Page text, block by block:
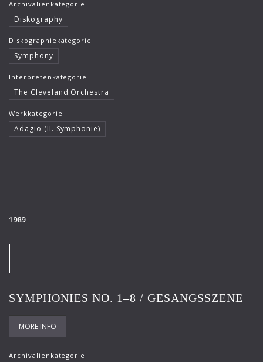
Archivalienkategorie
Diskography
Diskographiekategorie
Symphony
Interpretenkategorie
The Cleveland Orchestra
Werkkategorie
Adagio (II. Symphonie)
1989
SYMPHONIES NO. 1–8 / GESANGSSZENE
MORE INFO
Archivalienkategorie